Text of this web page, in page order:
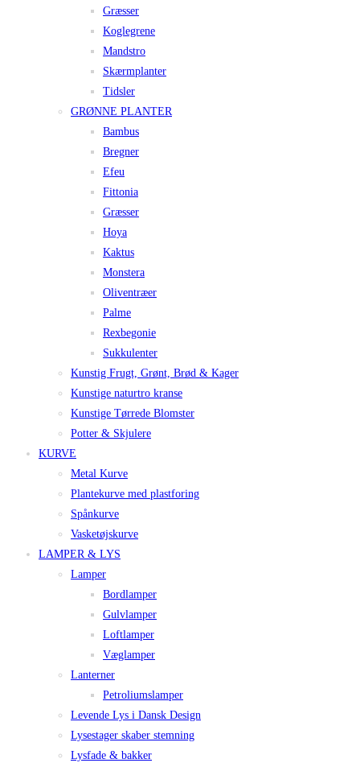
Græsser
Koglegrene
Mandstro
Skærmplanter
Tidsler
GRØNNE PLANTER
Bambus
Bregner
Efeu
Fittonia
Græsser
Hoya
Kaktus
Monstera
Oliventræer
Palme
Rexbegonie
Sukkulenter
Kunstig Frugt, Grønt, Brød & Kager
Kunstige naturtro kranse
Kunstige Tørrede Blomster
Potter & Skjulere
KURVE
Metal Kurve
Plantekurve med plastforing
Spånkurve
Vasketøjskurve
LAMPER & LYS
Lamper
Bordlamper
Gulvlamper
Loftlamper
Væglamper
Lanterner
Petroliumslamper
Levende Lys i Dansk Design
Lysestager skaber stemning
Lysfade & bakker